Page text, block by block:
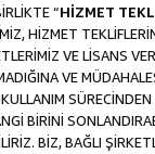
“HİZMET
HİZMET
VE LİSANS
VE
BİRİNİ
BİZ, BAĞLI